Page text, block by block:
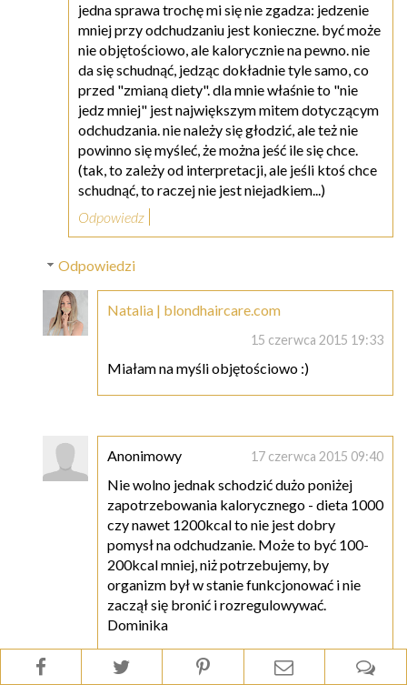
jedna sprawa trochę mi się nie zgadza: jedzenie
mniej przy odchudzaniu jest konieczne. być może
nie objętościowo, ale kalorycznie na pewno. nie
da się schudnąć, jedząc dokładnie tyle samo, co
przed "zmianą diety". dla mnie właśnie to "nie
jedz mniej" jest największym mitem dotyczącym
odchudzania. nie należy się głodzić, ale też nie
powinno się myśleć, że można jeść ile się chce.
(tak, to zależy od interpretacji, ale jeśli ktoś chce
schudnąć, to raczej nie jest niejadkiem...)
Odpowiedz
Odpowiedzi
Natalia | blondhaircare.com
15 czerwca 2015 19:33
Miałam na myśli objętościowo :)
Anonimowy 17 czerwca 2015 09:40
Nie wolno jednak schodzić dużo poniżej
zapotrzebowania kalorycznego - dieta 1000
czy nawet 1200kcal to nie jest dobry
pomysł na odchudzanie. Może to być 100-
200kcal mniej, niż potrzebujemy, by
organizm był w stanie funkcjonować i nie
zaczął się bronić i rozregulowywać.
Dominika